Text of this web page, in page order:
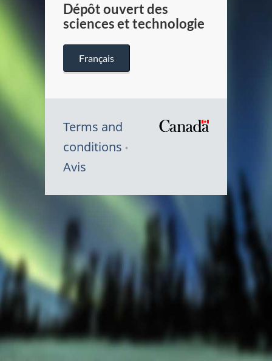
Dépôt ouvert des
sciences et technologie
Français
Terms and
conditions
Avis
Canada